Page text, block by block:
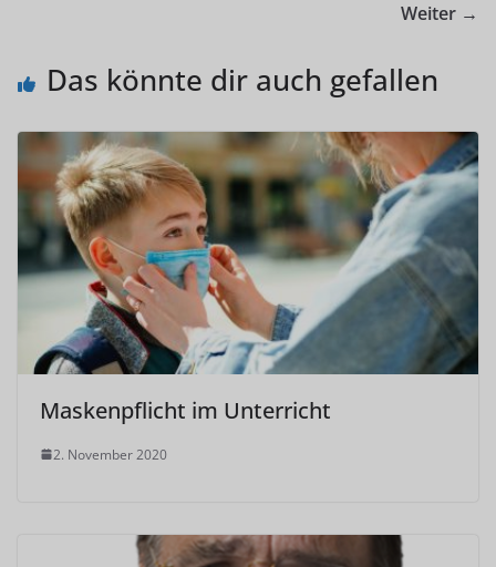
Weiter →
Das könnte dir auch gefallen
Maskenpflicht im Unterricht
2. November 2020